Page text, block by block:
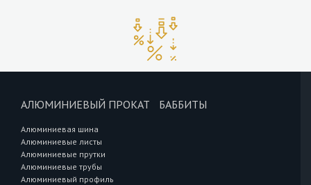
АЛЮМИНИЕВЫЙ ПРОКАТ
Алюминиевая шина
Алюминиевые листы
Алюминиевые прутки
Алюминиевые трубы
Алюминиевый профиль
БАББИТЫ